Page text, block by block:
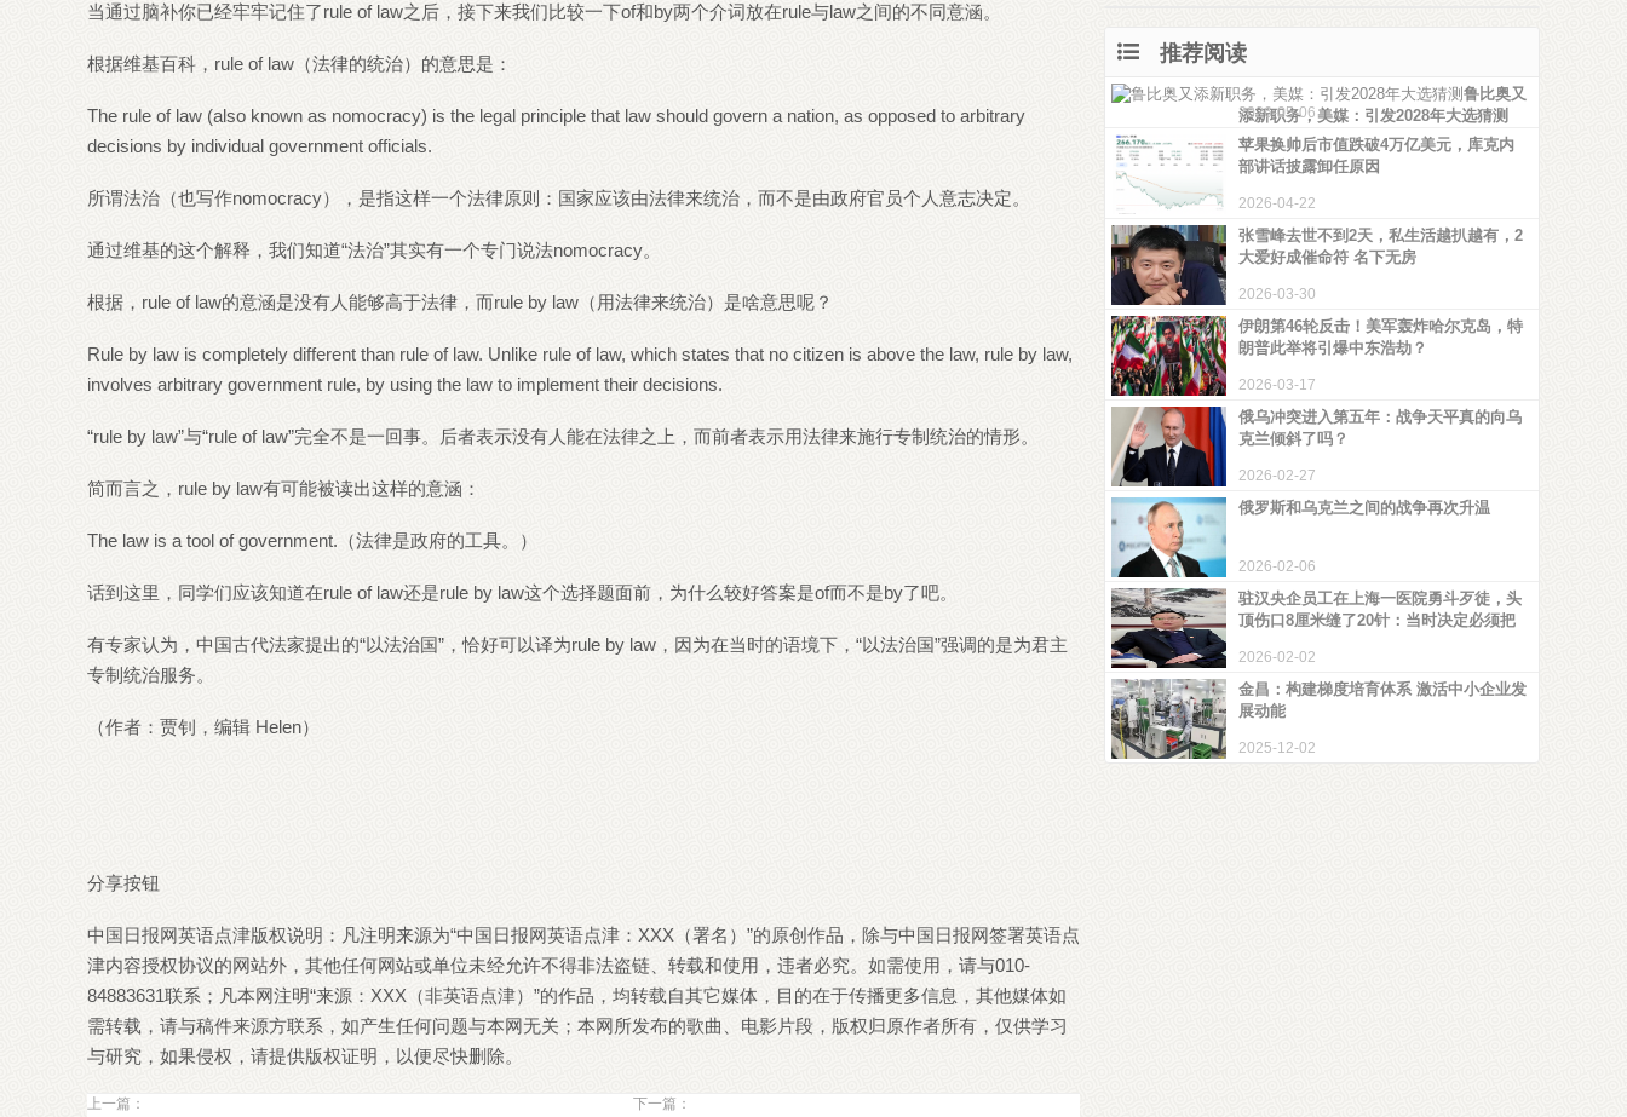
当通过脑补你已经牢牢记住了rule of law之后，接下来我们比较一下of和by两个介词放在rule与law之间的不同意涵。
根据维基百科，rule of law（法律的统治）的意思是：
The rule of law (also known as nomocracy) is the legal principle that law should govern a nation, as opposed to arbitrary
decisions by individual government officials.
所谓法治（也写作nomocracy），是指这样一个法律原则：国家应该由法律来统治，而不是由政府官员个人意志决定。
通过维基的这个解释，我们知道“法治”其实有一个专门说法nomocracy。
根据，rule of law的意涵是没有人能够高于法律，而rule by law（用法律来统治）是啥意思呢？
Rule by law is completely different than rule of law. Unlike rule of law, which states that no citizen is above the law, rule by law,
involves arbitrary government rule, by using the law to implement their decisions.
“rule by law”与“rule of law”完全不是一回事。后者表示没有人能在法律之上，而前者表示用法律来施行专制统治的情形。
简而言之，rule by law有可能被读出这样的意涵：
The law is a tool of government.（法律是政府的工具。）
话到这里，同学们应该知道在rule of law还是rule by law这个选择题面前，为什么较好答案是of而不是by了吧。
有专家认为，中国古代法家提出的“以法治国”，恰好可以译为rule by law，因为在当时的语境下，“以法治国”强调的是为君主
专制统治服务。
（作者：贾钊，编辑 Helen）
分享按钮
中国日报网英语点津版权说明：凡注明来源为“中国日报网英语点津：XXX（署名）”的原创作品，除与中国日报网签署英语点
津内容授权协议的网站外，其他任何网站或单位未经允许不得非法盗链、转载和使用，违者必究。如需使用，请与010-
84883631联系；凡本网注明“来源：XXX（非英语点津）”的作品，均转载自其它媒体，目的在于传播更多信息，其他媒体如
需转载，请与稿件来源方联系，如产生任何问题与本网无关；本网所发布的歌曲、电影片段，版权归原作者所有，仅供学习
与研究，如果侵权，请提供版权证明，以便尽快删除。
上一篇： 下一篇：
推荐阅读
鲁比奥又
添新职务，美媒：引发2028年大选猜测
2026-05-06
苹果换帅后市值跌破4万亿美元，库克内
部讲话披露卸任原因
2026-04-22
张雪峰去世不到2天，私生活越扒越有，2
大爱好成催命符 名下无房
2026-03-30
伊朗第46轮反击！美军轰炸哈尔克岛，特
朗普此举将引爆中东浩劫？
2026-03-17
俄乌冲突进入第五年：战争天平真的向乌
克兰倾斜了吗？
2026-02-27
俄罗斯和乌克兰之间的战争再次升温
2026-02-06
驻汉央企员工在上海一医院勇斗歹徒，头
顶伤口8厘米缝了20针：当时决定必须把
2026-02-02
金昌：构建梯度培育体系 激活中小企业发
展动能
2025-12-02